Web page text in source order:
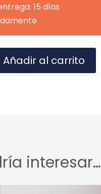
15 días
Añadir al carrito
i
interesar…